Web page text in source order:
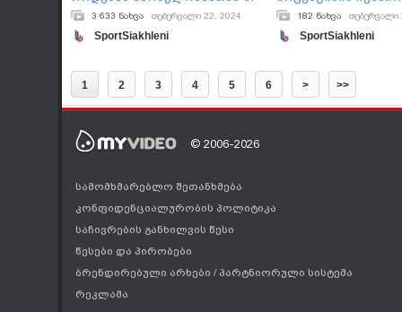
წუთზე შეცვალეს
3 633 ნახვა თებერვალი 22, 2024
SportSiakhleni
182 ნახვა თებერვალი
SportSiakhleni
1 2 3 4 5 6 > >>
© 2006-2026
სამომხმარებლო შეთანხმება
კონფიდენციალურობის პოლიტიკა
საჩივრების განხილვის წესი
წესები და პირობები
ბრენდირებული არხები / პარტნიორული სისტემა
რეკლამა